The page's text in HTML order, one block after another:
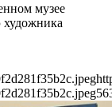
музее